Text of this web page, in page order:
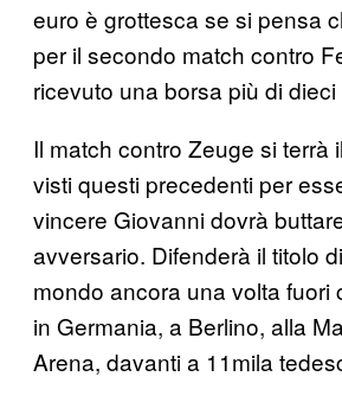
euro è grottesca se si pensa
per il secondo match contro
ricevuto una borsa più di
Il match contro Zeuge si terrà
visti questi precedenti per
vincere Giovanni dovrà
avversario. Difenderà il titolo
mondo ancora una volta fuori
in Germania, a Berlino, alla
Arena, davanti a 11mila